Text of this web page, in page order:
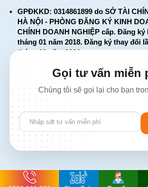
GPĐKKD: 0314861899 do SỞ TÀI
HÀ NỘI - PHÒNG ĐĂNG KÝ KINH
CHÍNH DOANH NGHIỆP cấp. Đăng ký
tháng 01 năm 2018. Đăng ký thay đổi
tháng 03 năm 2026
226 Đường Láng, Đống Đa, Hà Nội
137 Đường Hòa Hưng, Phường 12, Quận
Minh
Hotline: 1900 2106 - 0386 001 001
Email:Giaiphap3g@gmail.com
Gọi tư vấn miễn
Chúng tôi sẽ gọi lại cho bạn